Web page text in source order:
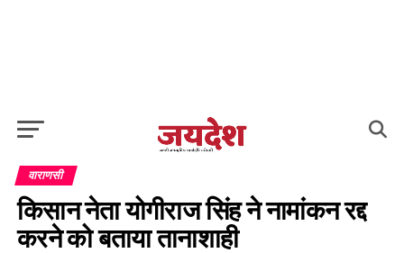
वाराणसी
किसान नेता योगीराज सिंह ने नामांकन रद्द
करने को बताया तानाशाही